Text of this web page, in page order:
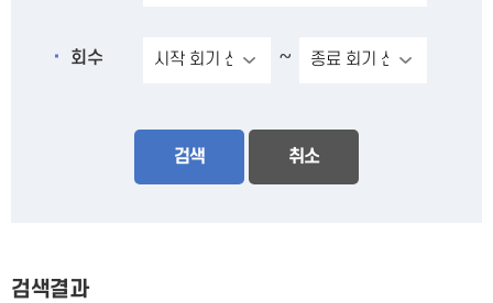
회수 ~
검색
검색결과